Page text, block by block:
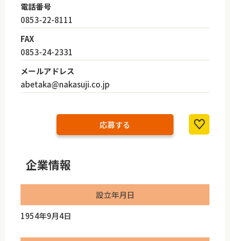
電話番号
0853-22-8111
FAX
0853-24-2331
メールアドレス
abetaka@nakasuji.co.jp
応募する
企業情報
設立年月日
1954年9月4日